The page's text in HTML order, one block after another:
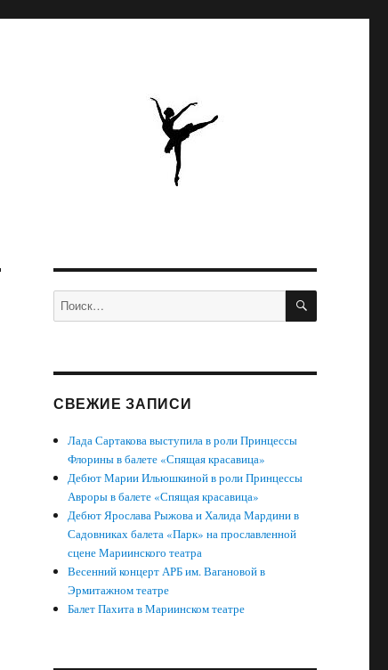
Искать: ПОИСК
СВЕЖИЕ ЗАПИСИ
Лада Сартакова выступила в роли Принцессы
Флорины в балете «Спящая красавица»
Дебют Марии Ильюшкиной в роли Принцессы
Авроры в балете «Спящая красавица»
Дебют Ярослава Рыжова и Халида Мардини в
Садовниках балета «Парк» на прославленной
сцене Мариинского театра
Весенний концерт АРБ им. Вагановой в
Эрмитажном театре
Балет Пахита в Мариинском театре